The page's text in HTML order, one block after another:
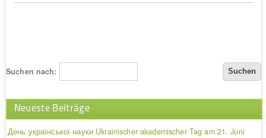
Suchen nach:
Neueste Beiträge
День української науки Ukrainischer akademischer Tag am 21. Juni